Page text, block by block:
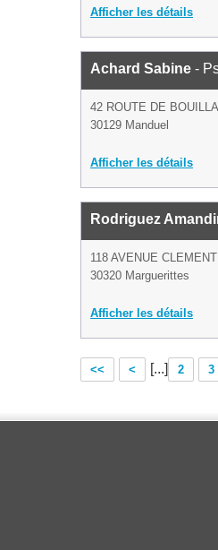
Afficher les détails
Achard Sabine -
42 ROUTE DE
30129 Manduel
Afficher les détails
Rodriguez
118 AVENUE
30320 Marguerittes
Afficher les détails
<< < [...] 2 3